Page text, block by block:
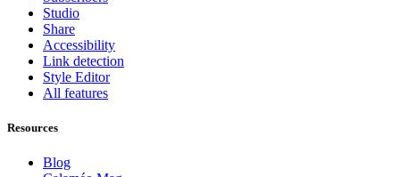
Studio
Share
Accessibility
Link detection
Style Editor
All features
Resources
Blog